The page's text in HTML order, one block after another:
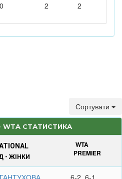
0 2 2
Сортувати
WTA СТАТИСТИКА
- ЖІНКИ
WTA
PREMIER
ГАНТУХОВА
6-2, 6-1